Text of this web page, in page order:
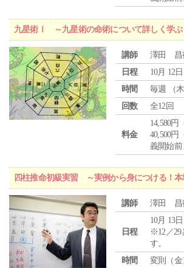
九星術Ⅰ ～九星術の命術について詳しく学ぶ
講師
澤田 昌
日程
10月 12
時間
毎週 （木
回数
全12回
料金
14,580円
40,500
義開始前
四柱推命初級実習 ～実例から身につける！本
講師 澤田 昌
日程
10月 13
※12／29
す。
時間
変則（金